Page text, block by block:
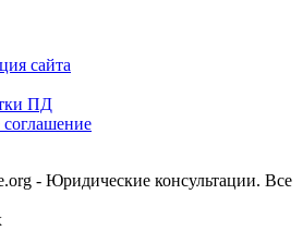
сайта
ПД
соглашение
- Юридические консультации. Все